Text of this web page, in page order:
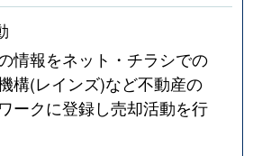
情報をネット・チラシでの
構(レインズ)など不動産の
ークに登録し売却活動を行